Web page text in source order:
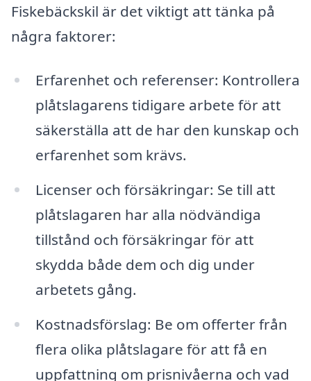
Fiskebäckskil är det viktigt att tänka på
några faktorer:
Erfarenhet och referenser: Kontrollera
plåtslagarens tidigare arbete för att
säkerställa att de har den kunskap och
erfarenhet som krävs.
Licenser och försäkringar: Se till att
plåtslagaren har alla nödvändiga
tillstånd och försäkringar för att
skydda både dem och dig under
arbetets gång.
Kostnadsförslag: Be om offerter från
flera olika plåtslagare för att få en
uppfattning om prisnivåerna och vad